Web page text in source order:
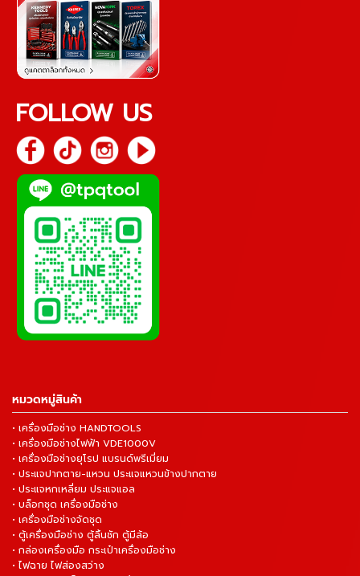
FOLLOW US
หมวดหมู่สินค้า
• เครื่องมือช่าง HANDTOOLS
• เครื่องมือช่างไฟฟ้า VDE1000V
• เครื่องมือช่างยุโรป แบรนด์พรีเมี่ยม
• ประแจปากตาย-แหวน ประแจแหวนข้างปากตาย
• ประแจหกเหลี่ยม ประแจแอล
• บล็อกชุด เครื่องมือช่าง
• เครื่องมือช่างจัดชุด
• ตู้เครื่องมือช่าง ตู้ลิ้นชัก ตู้มีล้อ
• กล่องเครื่องมือ กระเป๋าเครื่องมือช่าง
• ไฟฉาย ไฟส่องสว่าง